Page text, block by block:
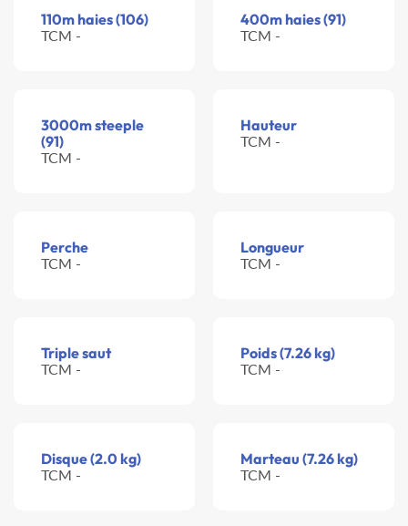
110m haies (106)
TCM -
400m haies (91)
TCM -
3000m steeple
(91)
TCM -
Hauteur
TCM -
Perche
TCM -
Longueur
TCM -
Triple saut
TCM -
Poids (7.26 kg)
TCM -
Disque (2.0 kg)
TCM -
Marteau (7.26 kg)
TCM -